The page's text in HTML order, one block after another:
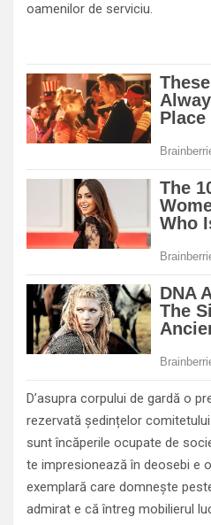
oamenilor de serviciu.
D’asupra corpului de gardă o
rezervată ședințelor
sunt încăperile ocupate de
te impresionează în deosebi e
exemplară care domnește
admirat e că întreg mobilierul